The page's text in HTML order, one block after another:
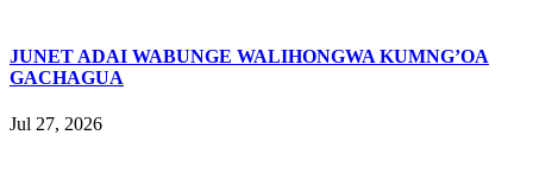
JUNET ADAI WABUNGE WALIHONGWA KUMNG’OA
GACHAGUA
Jul 27, 2026